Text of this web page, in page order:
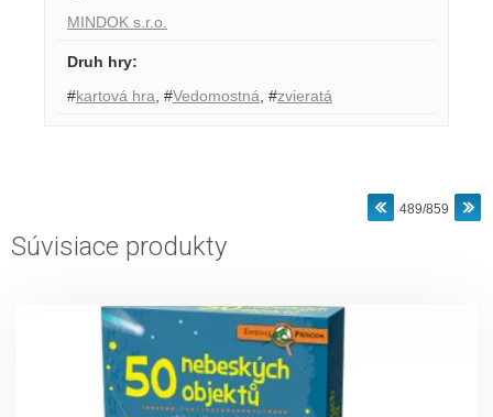
MINDOK s.r.o.
Druh hry:
#kartová hra #Vedomostná #zvieratá
489/859
Súvisiace produkty